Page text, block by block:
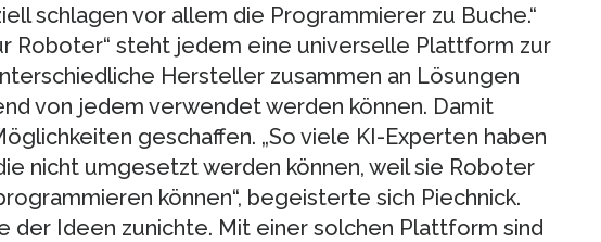
schlagen vor allem die Programmierer zu Buche.“
Roboter“ steht jedem eine universelle Plattform zur
Hersteller zusammen an Lösungen
von jedem verwendet werden können. Damit
geschaffen. „So viele KI-Experten haben
nicht umgesetzt werden können, weil sie Roboter
können“, begeisterte sich Piechnick.
der Ideen zunichte. Mit einer solchen Plattform sind